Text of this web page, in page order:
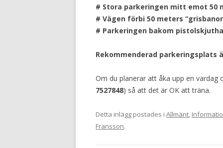
# Stora parkeringen mitt emot 50
# Vägen förbi 50 meters
# Parkeringen bakom
Rekommenderad parkeringsplats
Om du planerar att åka upp en vardag
7527848) så att det är OK att träna.
Detta inlägg postades i Allmänt,
Fransson.